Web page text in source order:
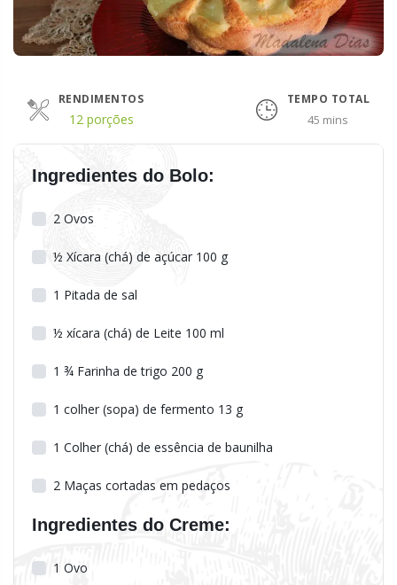
RENDIMENTOS
12 porções
TEMPO TOTAL
45 mins
Ingredientes do Bolo:
2 Ovos
½ Xícara (chá) de açúcar 100 g
1 Pitada de sal
½ xícara (chá) de Leite 100 ml
1 ¾ Farinha de trigo 200 g
1 colher (sopa) de fermento 13 g
1 Colher (chá) de essência de baunilha
2 Maças cortadas em pedaços
Ingredientes do Creme:
1 Ovo